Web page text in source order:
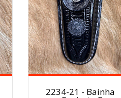
2234-21 - Bainha